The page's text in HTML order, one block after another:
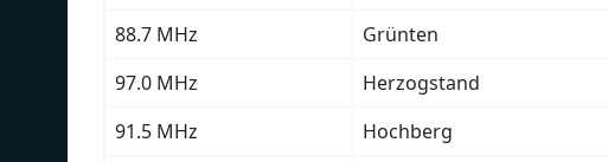
88.7 MHz
Grünten
97.0 MHz
Herzogstand
91.5 MHz
Hochberg